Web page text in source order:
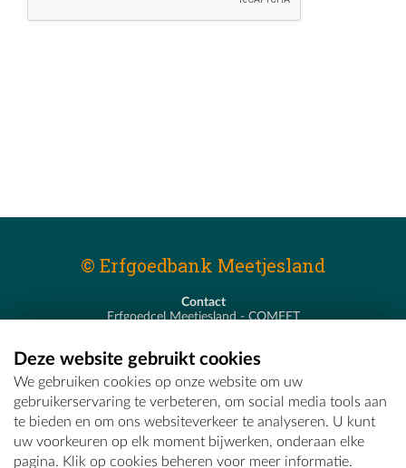
© Erfgoedbank Meetjesland
Contact
Erfgoedcel Meetjesland - COMEET
T - 09 373 75 96
E -erfgoedcel@comeet.be
Deze website gebruikt cookies
We gebruiken cookies op onze website om uw
gebruikerservaring te verbeteren, om social media tools aan
te bieden en om ons websiteverkeer te analyseren. U kunt
uw voorkeuren op elk moment bijwerken, onderaan elke
pagina. Klik op cookies beheren voor meer informatie.